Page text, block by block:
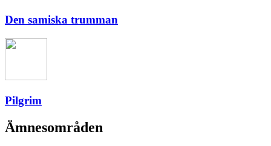
Den samiska trumman
Pilgrim
Ämnesområden